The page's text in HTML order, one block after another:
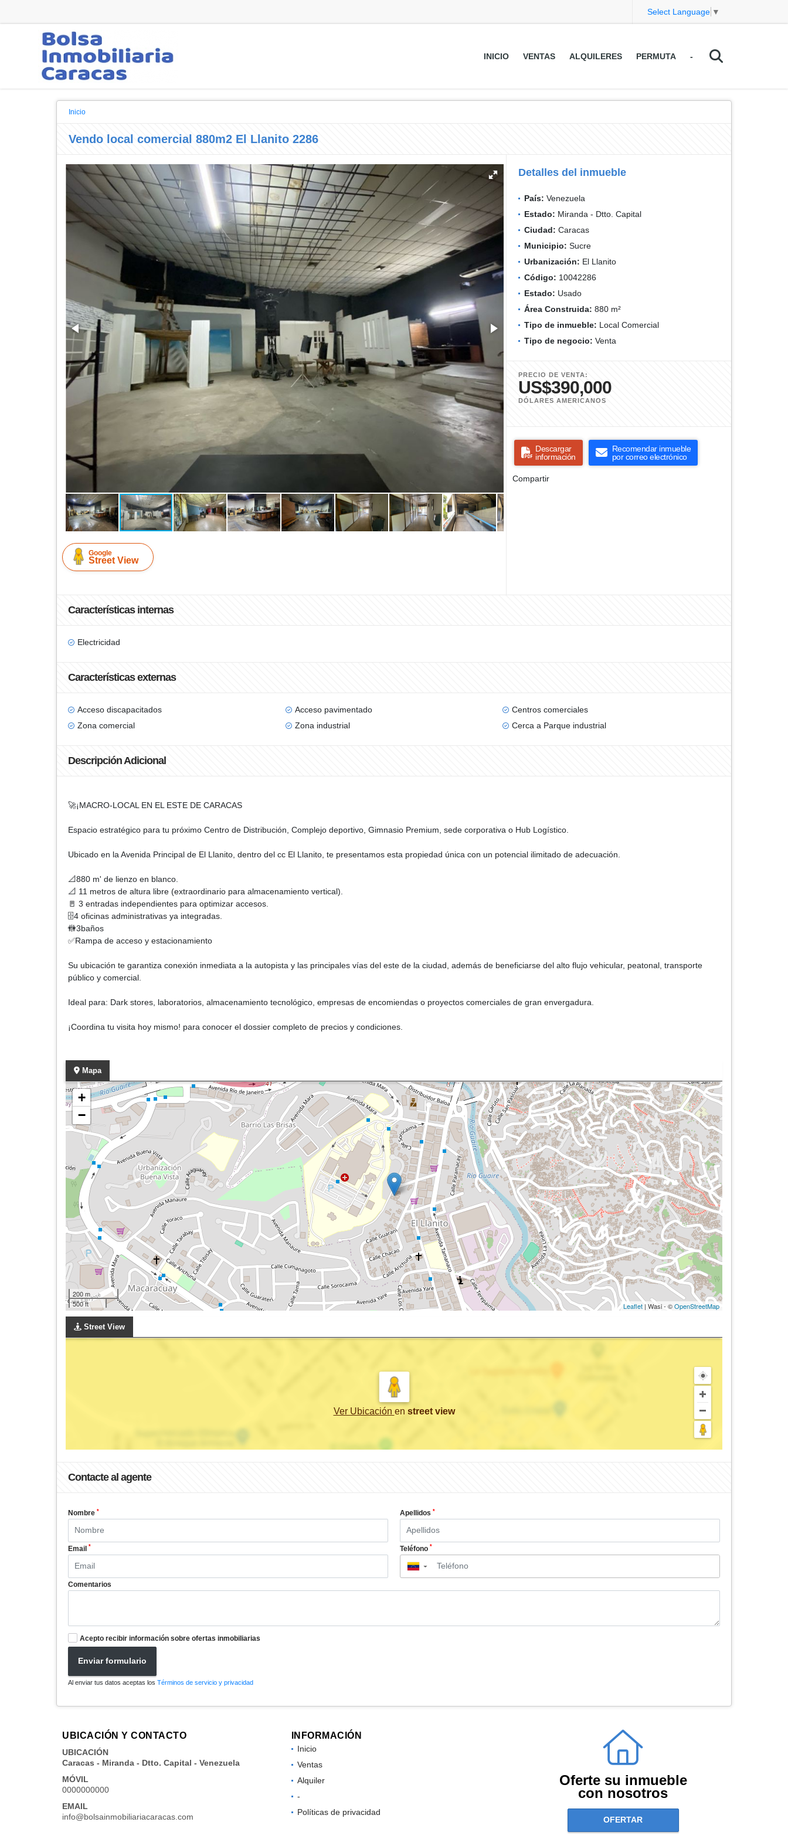
Select Language ▼
INICIO VENTAS ALQUILERES PERMUTA -
Inicio
Vendo local comercial 880m2 El Llanito 2286
Google
Street View
Detalles del inmueble
País: Venezuela
Estado: Miranda - Dtto. Capital
Ciudad: Caracas
Municipio: Sucre
Urbanización: El Llanito
Código: 10042286
Estado: Usado
Área Construida: 880 m²
Tipo de inmueble: Local Comercial
Tipo de negocio: Venta
PRECIO DE VENTA:
US$390,000
DÓLARES AMERICANOS
Descargar
información
Recomendar inmueble
por correo electrónico
Compartir
Características internas
Electricidad
Características externas
Acceso discapacitados Acceso pavimentado
Centros comerciales
Zona comercial
Zona industrial Cerca a Parque industrial
Descripción Adicional
🚀¡MACRO-LOCAL EN EL ESTE DE CARACAS
Espacio estratégico para tu próximo Centro de Distribución, Complejo deportivo, Gimnasio Premium, sede corporativa o Hub Logístico.
Ubicado en la Avenida Principal de El Llanito, dentro del cc El Llanito, te presentamos esta propiedad única con un potencial ilimitado de adecuación.
📐880 m' de lienzo en blanco.
📐 11 metros de altura libre (extraordinario para almacenamiento vertical).
🚪 3 entradas independientes para optimizar accesos.
🗄️4 oficinas administrativas ya integradas.
🚻3baños
✅Rampa de acceso y estacionamiento
Su ubicación te garantiza conexión inmediata a la autopista y las principales vías del este de la ciudad, además de beneficiarse del alto flujo vehicular, peatonal, transporte
público y comercial.
Ideal para: Dark stores, laboratorios, almacenamiento tecnológico, empresas de encomiendas o proyectos comerciales de gran envergadura.
¡Coordina tu visita hoy mismo! para conocer el dossier completo de precios y condiciones.
Mapa
+
−
200 m
500 ft
Leaflet | Wasi - ©OpenStreetMap
Street View
Ver Ubicación en street view
Contacte al agente
Nombre * Apellidos *
Email * Teléfono *
▼
Comentarios
Acepto recibir información sobre ofertas inmobiliarias
Enviar formulario
Al enviar tus datos aceptas los Términos de servicio y privacidad
UBICACIÓN Y CONTACTO
UBICACIÓN
Caracas - Miranda - Dtto. Capital - Venezuela
MÓVIL
0000000000
EMAIL
info@bolsainmobiliariacaracas.com
INFORMACIÓN
Inicio
Ventas
Alquiler
-
Políticas de privacidad
Oferte su inmueble
con nosotros
OFERTAR